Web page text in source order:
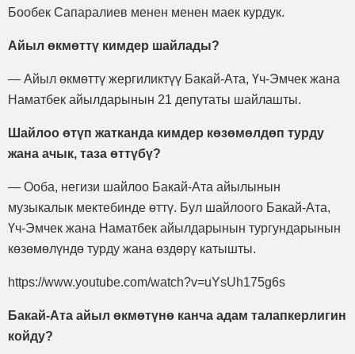
Бообек Сапаралиев менен менен маек курдук.
Айыл өкмөттү кимдер шайлады?
— Айыл өкмөттү жергиликтүү Бакай-Ата, Үч-Эмчек жана
Наматбек айылдарынын 21 депутаты шайлашты.
Шайлоо өтүп жатканда кимдер көзөмөлдөп турду
жана ачык, таза өттүбү?
— Ооба, негизи шайлоо Бакай-Ата айылынын
музыкалык мектебинде өттү. Бул шайлоого Бакай-Ата,
Үч-Эмчек жана Наматбек айылдарынын тургундарынын
көзөмөлүндө турду жана өздөрү катышты.
https://www.youtube.com/watch?v=uYsUh175g6s
Бакай-Ата айыл өкмөтүнө канча адам талапкерлигин
койду?